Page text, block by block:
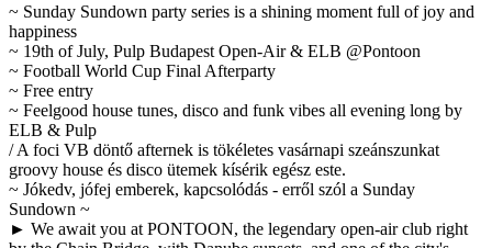
~ Sunday Sundown party series is a shining moment full of joy and
happiness
~ 19th of July, Pulp Budapest Open-Air & ELB @Pontoon
~ Football World Cup Final Afterparty
~ Free entry
~ Feelgood house tunes, disco and funk vibes all evening long by
ELB & Pulp
/ A foci VB döntő afternek is tökéletes vasárnapi szeánszunkat
groovy house és disco ütemek kísérik egész este.
~ Jókedv, jófej emberek, kapcsolódás - erről szól a Sunday
Sundown ~
► We await you at PONTOON, the legendary open-air club right